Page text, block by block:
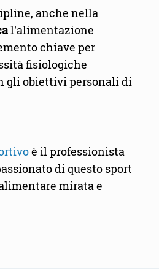
anche nella
l'alimentazione
chiave per
fisiologiche
gli obiettivi personali di
è il professionista
di questo sport
mirata e